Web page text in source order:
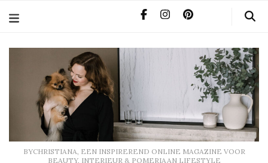
BYCHRISTIANA, EEN INSPIREREND ONLINE MAGAZINE VOOR
BEAUTY, INTERIEUR & POMERIAAN LIFESTYLE